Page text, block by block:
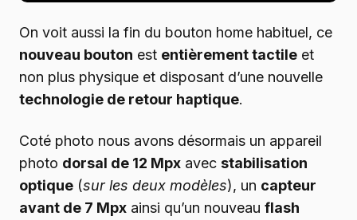
On voit aussi la fin du bouton home habituel, ce
nouveau bouton est entièrement tactile et
non plus physique et disposant d’une nouvelle
technologie de retour haptique.
Coté photo nous avons désormais un appareil
photo dorsal de 12 Mpx avec stabilisation
optique (sur les deux modèles), un capteur
avant de 7 Mpx ainsi qu’un nouveau flash